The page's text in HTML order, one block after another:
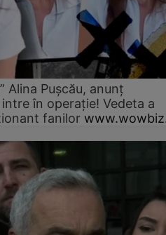
Alina Pușcău, anunț
în operație! Vedeta a
fanilor